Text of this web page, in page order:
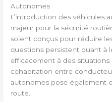
Autonomes
L’introduction des véhicules
majeur pour la sécurité
soient conçus pour réduire
questions persistent quant à
efficacement à des
cohabitation entre
autonomes pose également
route.